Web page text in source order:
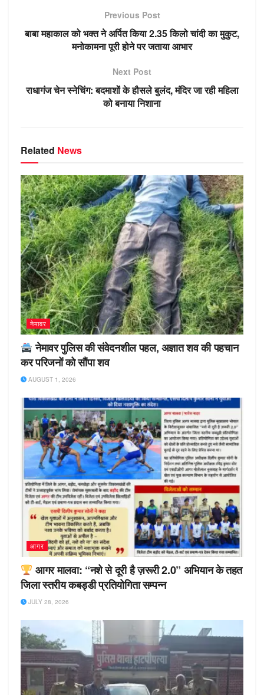
A a
m
n
g
e
b
o
o
k
dI
n
r kl
ni
Previous Post
बाबा महाकाल को भक्त ने अर्पित किया 2.35 किलो चांदी का मुकुट,
मनोकामना पूरी होने पर जताया आभार
Next Post
राधागंज चेन स्नेचिंग: बदमाशों के हौसले बुलंद, मंदिर जा रही महिला
को बनाया निशाना
Related News
नेमावर
नेमावर पुलिस की संवेदनशील पहल, अज्ञात शव की पहचान
कर परिजनों को सौंपा शव
AUGUST 1, 2026
आगर
आगर मालवा: “नशे से दूरी है ज़रूरी 2.0” अभियान के तहत
जिला स्तरीय कबड्डी प्रतियोगिता सम्पन्न
JULY 28, 2026